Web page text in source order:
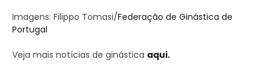
Imagens: Filippo Tomasi/Federação de Ginástica de
Portugal
Veja mais notícias de ginástica aqui.